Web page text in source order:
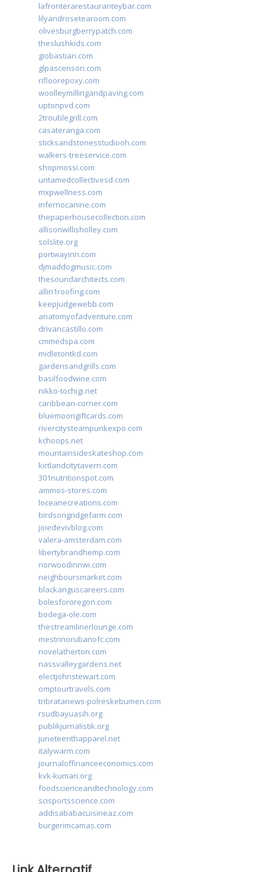
lafronterarestauranteybar.com
lilyandrosetearoom.com
olivesburgberrypatch.com
theslushkids.com
giobastian.com
glpascensori.com
rifloorepoxy.com
woolleymillingandpaving.com
uptonpvd.com
2troublegrill.com
casateranga.com
sticksandstonesstudiooh.com
walkers-treeservice.com
shopmossi.com
untamedcollectivesd.com
mxpwellness.com
infernocanine.com
thepaperhousecollection.com
allisonwillisholley.com
solslite.org
portwayinn.com
djmaddogmusic.com
thesoundarchitects.com
allin1roofing.com
keepjudgewebb.com
anatomyofadventure.com
drivancastillo.com
cmmedspa.com
midletontkd.com
gardensandgrills.com
basilfoodwine.com
nikko-tochigi.net
caribbean-corner.com
bluemoongiftcards.com
rivercitysteampunkexpo.com
kchoops.net
mountainsideskateshop.com
kirtlandcitytavern.com
301nutritionspot.com
ammos-stores.com
loceanecreations.com
birdsongridgefarm.com
joiedevivblog.com
valera-amsterdam.com
libertybrandhemp.com
norwoodinnwi.com
neighboursmarket.com
blackanguscareers.com
bolesfororegon.com
bodega-ole.com
thestreamlinerlounge.com
mestrinorubanofc.com
novelatherton.com
nassvalleygardens.net
electjohnstewart.com
omptourtravels.com
tribratanews-polreskebumen.com
rsudbayuasih.org
publikjurnalistik.org
juneteenthapparel.net
italywarm.com
journaloffinanceeconomics.com
kvk-kumari.org
foodscienceandtechnology.com
scisportsscience.com
addisababacuisineaz.com
burgerimcamas.com